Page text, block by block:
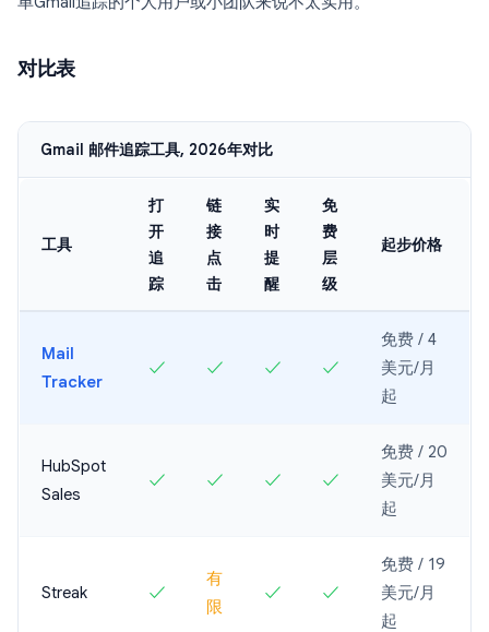
对比表
Gmail 邮件追踪工具, 2026年对比
工具
打
开
追
踪
链
接
点
击
实
时
提
醒
免
费
层
级
起步价格
Mail
Tracker
✓ ✓ ✓ ✓
免费 / 4
美元/月
起
HubSpot
Sales
✓ ✓ ✓ ✓
免费 / 20
美元/月
起
Streak ✓
有
限
✓ ✓
免费 / 19
美元/月
起